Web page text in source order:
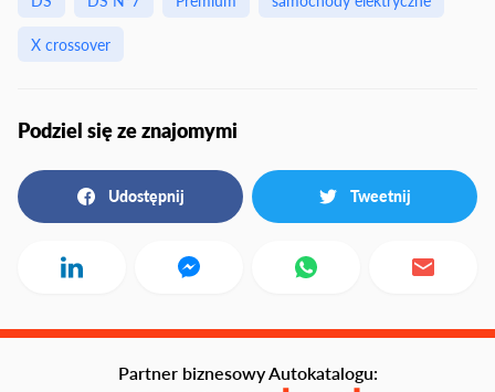
X crossover
Podziel się ze znajomymi
Udostępnij Tweetnij
Partner biznesowy Autokatalogu: